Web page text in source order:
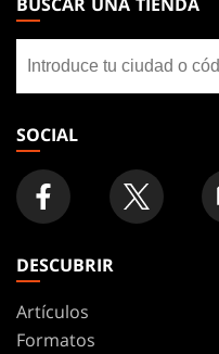
GATHERING
FOOTER
una
tienda
SOCIAL
DESCUBRIR
Artículos
Formatos